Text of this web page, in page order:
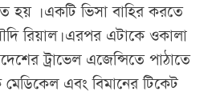
হয় । একটি ভিসা বাহির করতে
রিয়াল। এরপর এটাকে ওকালা
ট্রাভেল এজেন্সিতে পাঠাতে
মেডিকেল এবং বিমানের টিকেট